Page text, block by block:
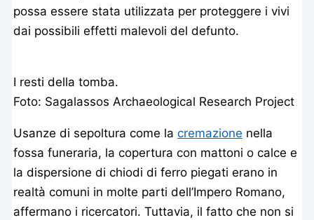
possa essere stata utilizzata per proteggere i vivi
dai possibili effetti malevoli del defunto.
I resti della tomba.
Foto: Sagalassos Archaeological Research Project
Usanze di sepoltura come lacremazione nella
fossa funeraria, la copertura con mattoni o calce e
la dispersione di chiodi di ferro piegati erano in
realtà comuni in molte parti dell’Impero Romano,
affermano i ricercatori. Tuttavia, il fatto che non si